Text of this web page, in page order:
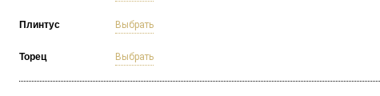
Плинтус Выбрать
Торец Выбрать